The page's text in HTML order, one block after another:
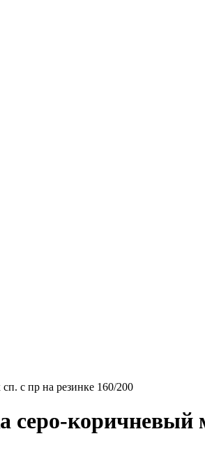
с пр на резинке 160/200
серо-